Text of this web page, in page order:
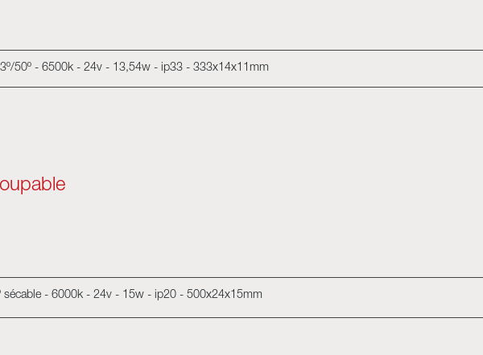
50º - 6500k - 24v - 13,54w - ip33 - 333x14x11mm
sécable - 6000k - 24v - 15w - ip20 - 500x24x15mm